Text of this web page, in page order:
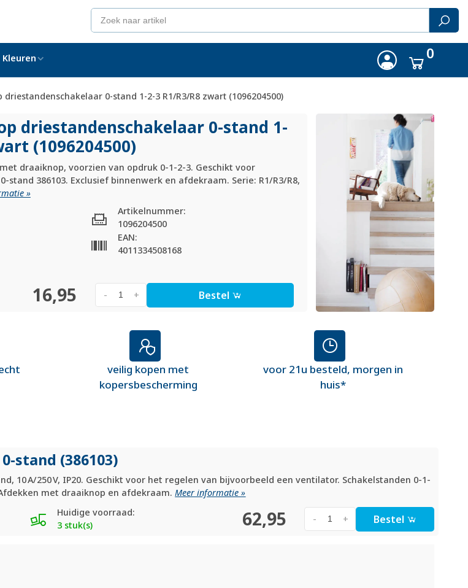
Kleuren 0
0-stand 1-2-3 R1/R3/R8 zwart (1096204500)
driestandenschakelaar 0-stand 1-
(1096204500)
draaiknop, voorzien van opdruk 0-1-2-3. Geschikt voor
stand 386103. Exclusief binnenwerk en afdekraam. Serie: R1/R3/R8,
»
Artikelnummer:
1096204500
EAN:
4011334508168
16,95 +
- Bestel
veilig kopen met
kopersbescherming
voor 21u besteld, morgen in
huis*
stand (386103)
10 A/250 V, IP20. Geschikt voor het regelen van bijvoorbeeld een ventilator. Schakelstanden 0-1-
met draaiknop en afdekraam.Meer informatie »
Huidige voorraad:
3 stuk(s)
62,95 +
- Bestel